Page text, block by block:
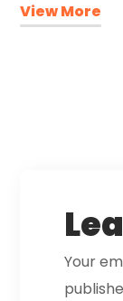
View More
Your